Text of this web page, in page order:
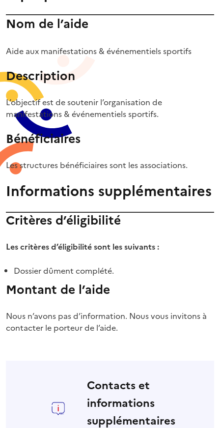
Nom de l’aide
Aide aux manifestations & événementiels sportifs
Description
L’objectif est de soutenir l’organisation de
manifestations & événementiels sportifs.
Bénéficiaires
Les structures bénéficiaires sont les associations.
Informations supplémentaires
Critères d’éligibilité
Les critères d’éligibilité sont les suivants :
Dossier dûment complété.
Montant de l’aide
Nous n’avons pas d’information. Nous vous invitons à
contacter le porteur de l’aide.
Contacts et
informations
supplémentaires